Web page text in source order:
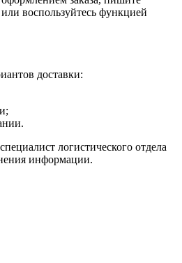
воспользуйтесь функцией
доставки:
логистического отдела
информации.